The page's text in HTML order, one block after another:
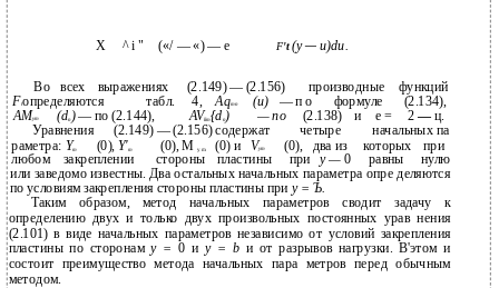
X ^ i " («/ — «) — e F't(y—и)du.
Во всех выражениях (2.149) — (2.156) производные
функций
Ftопределяются табл. 4, Aqmn (и) — п о формуле (2.134),
АМут (dn )— по (2.144), AVlim{d n) — по (2.138) и е = 2— ц.
Уравнения
(2.149) — (2.156) содержат четыре начальных па­
раметра: Ym (0), Y'т (0), M y m (0) и Vym (0), два из которых при
любом закреплении стороны пластины при у — 0 равны
нулю
или заведомо известны. Два остальных начальных параметра опре­ деляются
по условиям закрепления стороны пластины при у = Ъ.
Таким образом, метод начальных параметров сводит задачу к
определению двух и только двух произвольных постоянных урав­ нения
(2.101) в виде начальных параметров независимо от условий закрепления
пластины по сторонаму =0 иу = b и от разрывов нагрузки. В'этом и
состоит преимущество метода начальных пара­ метров перед обычным
методом.